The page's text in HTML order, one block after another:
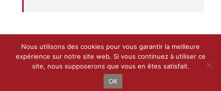
Droit d’auteur 2021 - 2022 |Le Petit BottindeCALIF| Tous droits
réservés
Nous utilisons des cookies pour vous garantir la meilleure
expérience sur notre site web. Si vous continuez à utiliser ce
site, nous supposerons que vous en êtes satisfait.
OK